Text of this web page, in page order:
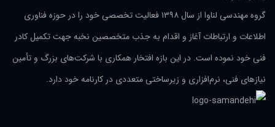
گروه مهندسی لناوا از سال ۱۳۹۸ فعالیت تخصصی خود را در حوزه فناوری
اطلاعات و ارتباطات آغاز و اقدام به جذب متخصصین نخبه جهت تکمیل کادر
فنی خود نموده است. در این بازه افتخار همکاری با شرکت‌های بزرگ و تأمین
نیازهای فنی، نرم‌افزاری و زیرساختی متعددی در کارنامه خود دارد.